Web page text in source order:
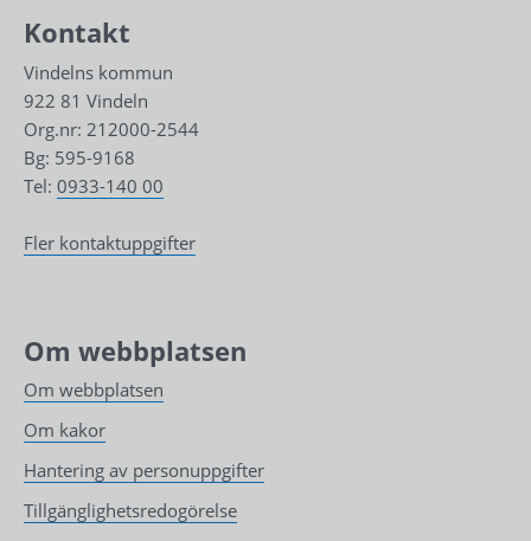
Kontakt
Vindelns kommun
922 81 Vindeln
Org.nr: 212000-2544
Bg: 595-9168
Tel: 0933-140 00
Fler kontaktuppgifter
Om webbplatsen
Om webbplatsen
Om kakor
Hantering av personuppgifter
Tillgänglighetsredogörelse